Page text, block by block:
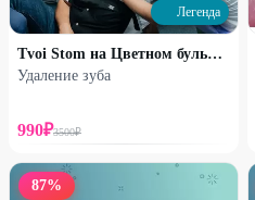
Легенда
Tvoi Stom на Цветном бульваре
Удаление зуба
990₽3500₽
87%